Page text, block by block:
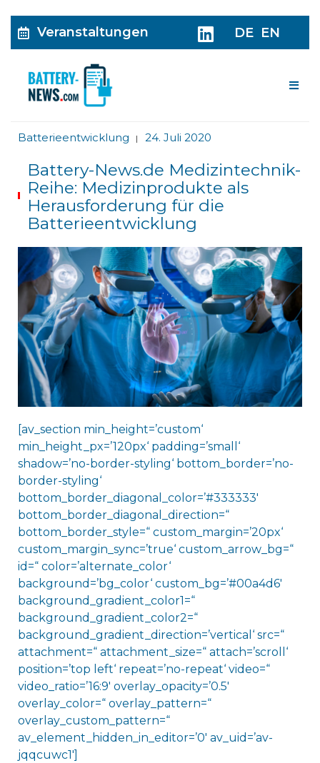
Veranstaltungen DE EN
Batterieentwicklung | 24. Juli 2020
Battery-News.de Medizintechnik-
Reihe: Medizinprodukte als
Herausforderung für die
Batterieentwicklung
[av_section min_height=’custom‘
min_height_px=’120px‘ padding=’small‘
shadow=’no-border-styling‘ bottom_border=’no-
border-styling‘
bottom_border_diagonal_color=’#333333′
bottom_border_diagonal_direction=“
bottom_border_style=“ custom_margin=’20px‘
custom_margin_sync=’true‘ custom_arrow_bg=“
id=“ color=’alternate_color‘
background=’bg_color‘ custom_bg=’#00a4d6′
background_gradient_color1=“
background_gradient_color2=“
background_gradient_direction=’vertical‘ src=“
attachment=“ attachment_size=“ attach=’scroll‘
position=’top left‘ repeat=’no-repeat‘ video=“
video_ratio=’16:9′ overlay_opacity=’0.5′
overlay_color=“ overlay_pattern=“
overlay_custom_pattern=“
av_element_hidden_in_editor=’0′ av_uid=’av-
jqqcuwc1′]